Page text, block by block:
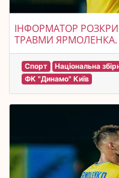
ІНФОРМАТОР
ТРАВМИ ЯРМОЛЕНКА.
Спорт
Національна
ФК "Динамо" Київ